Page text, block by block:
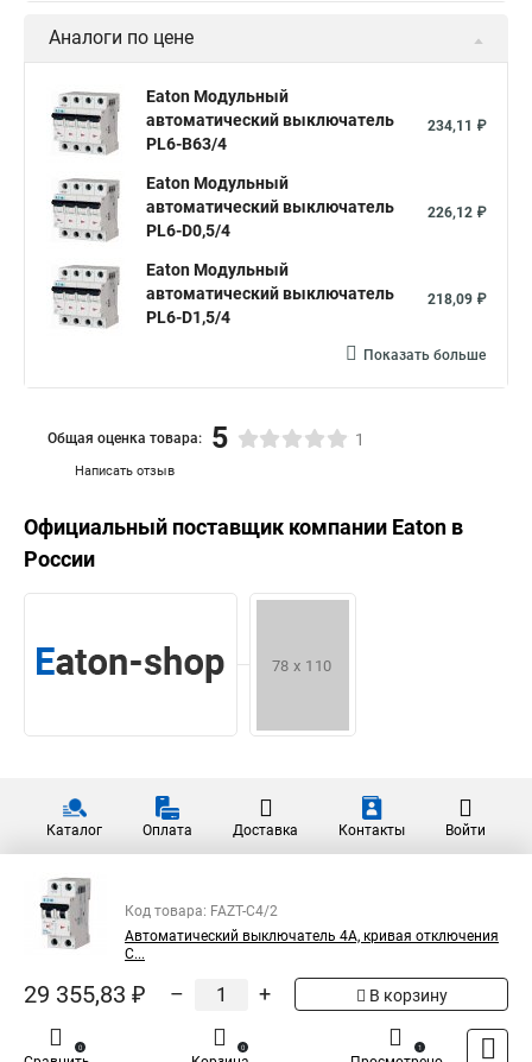
Аналоги по цене
Eaton Модульный
автоматический выключатель
PL6-B63/4
234,11 ₽
Eaton Модульный
автоматический выключатель
PL6-D0,5/4
226,12 ₽
Eaton Модульный
автоматический выключатель
PL6-D1,5/4
218,09 ₽
Показать больше
Написать отзыв
Общая оценка товара: 5 1
Официальный поставщик компании Eaton в
России
Каталог Оплата Доставка Контакты Войти
Код товара: FAZT-C4/2
Автоматический выключатель 4А, кривая отключения
С...
29 355,83 ₽ – + В корзину
0 0 1